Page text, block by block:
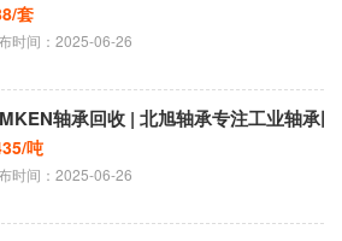
套
时间：2025-06-26
轴承回收 | 北旭轴承专注工业轴承
吨
时间：2025-06-26